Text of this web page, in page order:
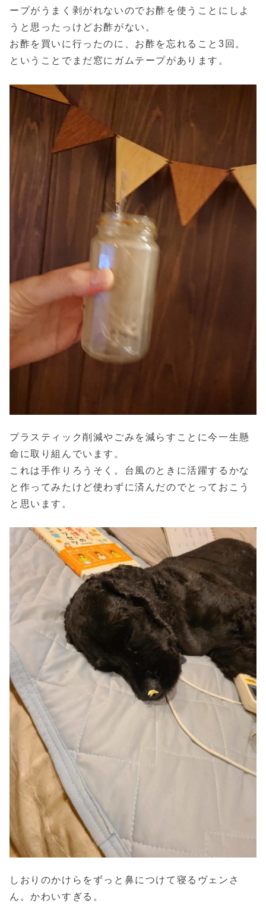
ープがうまく剥がれないのでお酢を使うことにしよ
うと思ったっけどお酢がない。
お酢を買いに行ったのに、お酢を忘れること3回。
ということでまだ窓にガムテープがあります。
プラスティック削減やごみを減らすことに今一生懸
命に取り組んでいます。
これは手作りろうそく。台風のときに活躍するかな
と作ってみたけど使わずに済んだのでとっておこう
と思います。
しおりのかけらをずっと鼻につけて寝るヴェンさ
ん。かわいすぎる。